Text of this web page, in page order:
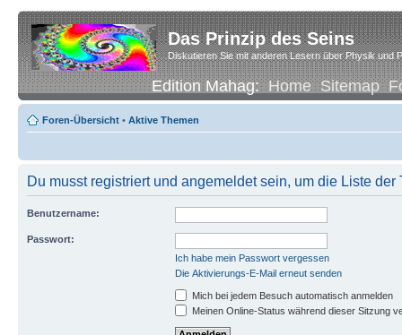
Das Prinzip des Seins
Diskutieren Sie mit anderen Lesern über Physik und
Edition Mahag:Home Sitemap
Foren-Übersicht • Aktive Themen
Du musst registriert und angemeldet sein, um die Liste
Benutzername:
Passwort:
Ich habe mein Passwort vergessen
Die Aktivierungs-E-Mail erneut senden
Mich bei jedem Besuch automatisch anmelden
Meinen Online-Status während dieser Sitzung